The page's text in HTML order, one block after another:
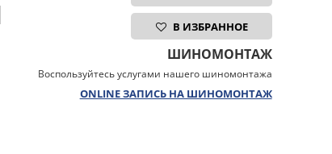
В ИЗБРАННОЕ
ШИНОМОНТАЖ
Воспользуйтесь услугами нашего шиномонтажа
ONLINE ЗАПИСЬ НА ШИНОМОНТАЖ